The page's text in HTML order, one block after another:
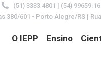
(51) 3333 4801 | (54)
380/601 - Porto Alegre/RS |
O IEPP Ensino